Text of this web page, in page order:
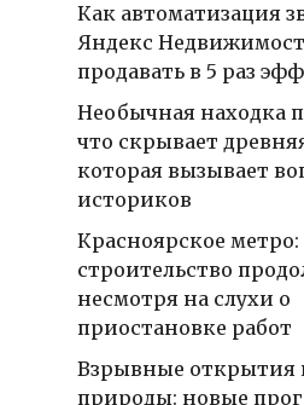
Как автоматизация
Яндекс
продавать в 5 раз
Необычная находка
что скрывает
которая вызывает
историков
Красноярское метро:
строительство
несмотря на слухи о
приостановке работ
Взрывные открытия
природы: новые